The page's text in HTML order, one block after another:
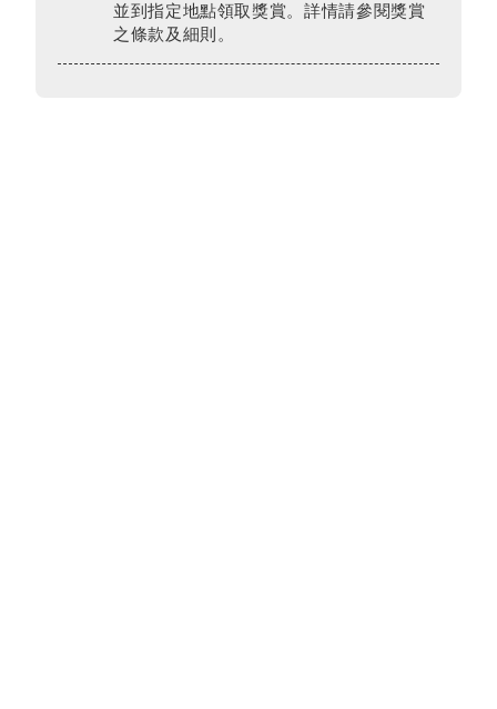
並到指定地點領取獎賞。詳情請參閱獎賞
之條款及細則。